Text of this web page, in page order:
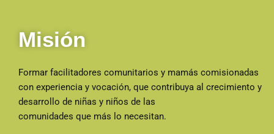
Misión
Formar facilitadores comunitarios y mamás comisionadas
con experiencia y vocación, que contribuya al crecimiento y
desarrollo de niñas y niños de las
comunidades que más lo necesitan.